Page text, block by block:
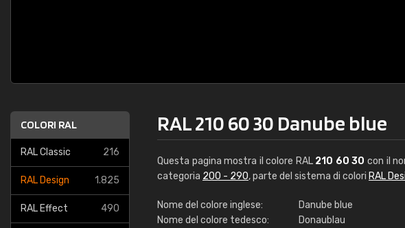
COLORI RAL
RAL Classic 216
RAL Design 1.825
RAL Effect 490
RAL 210 60 30 Danube blue
Questa pagina mostra il colore RAL 210 60 30 con il
categoria 200 - 290, parte del sistema di colori RAL
Nome del colore inglese:
Danube blue
Nome del colore tedesco:
Donaublau